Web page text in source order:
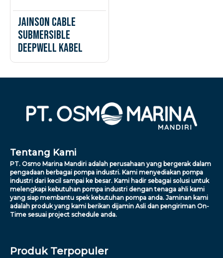
Jainson Cable
Submersible
Deepwell Kabel
Tentang Kami
PT. Osmo Marina Mandiri adalah perusahaan yang bergerak dalam
pengadaan berbagai pompa industri. Kami menyediakan pompa
industri dari kecil sampai ke besar. Kami hadir sebagai solusi untuk
melengkapi kebutuhan pompa industri dengan tenaga ahli kami
yang siap membantu spek kebutuhan pompa anda. Jaminan kami
adalah produk yang kami berikan dijamin Asli dan pengiriman On-
Time sesuai project schedule anda.
Produk Terpopuler